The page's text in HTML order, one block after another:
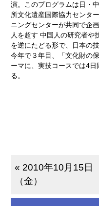
演。このプログラムは日・
所文化遺産国際協力センタ
ニングセンターが共同で企
人を超す 中国人の研究者や
を逆にたどる形で、日本の
今年で３年目、「文化財の
ーマに、実技コースでは4
る。
« 2010年10月15日
（金）